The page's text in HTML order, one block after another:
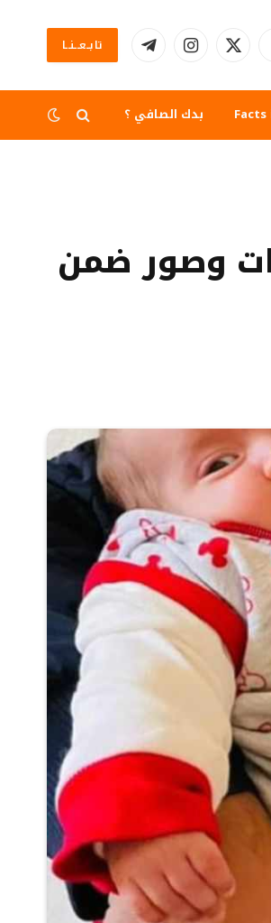
X الانستغرامتيلقرام تابــعــنــا
Facts بدك الصافي ؟
وصور ضمن